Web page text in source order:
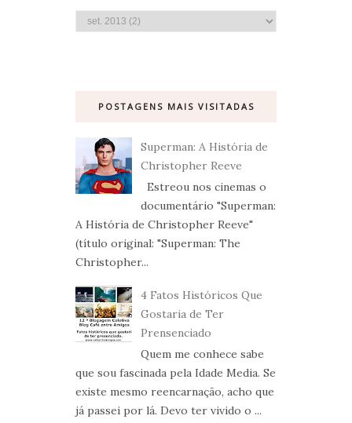
POSTAGENS MAIS VISITADAS
Superman: A História de
Christopher Reeve
Estreou nos cinemas o
documentário "Superman:
A História de Christopher Reeve"
(título original: "Superman: The
Christopher...
4 Fatos Históricos Que
Gostaria de Ter
Prensenciado
Quem me conhece sabe
que sou fascinada pela Idade Media. Se
existe mesmo reencarnação, acho que
já passei por lá. Devo ter vivido o ...